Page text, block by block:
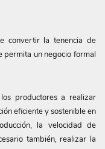
convertir la tenencia de
permita un negocio formal
productores a realizar
eficiente y sostenible en
la velocidad de
también, realizar la